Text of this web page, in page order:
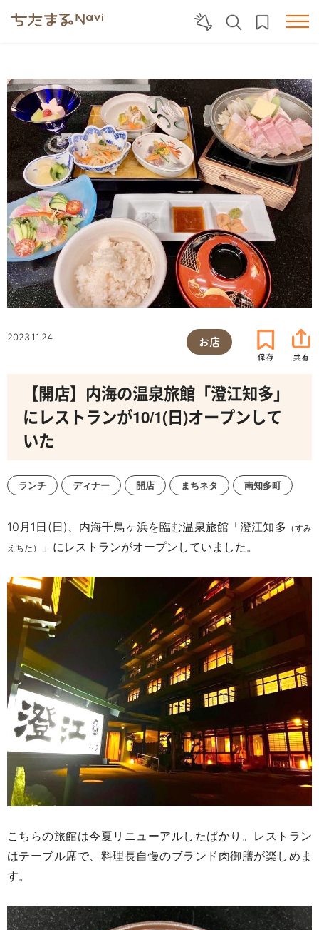
2023.11.24 お店
【開店】内海の温泉旅館「澄江知多」
にレストランが10/1(日)オープンして
いた
ランチ ディナー 開店 まちネタ 南知多町
10月 1 日(日)、内海千鳥ヶ浜を臨む温泉旅館「澄江知多 （すみ
えちた）
」にレストランがオープンしていました。
こちらの旅館は今夏リニューアルしたばかり。レストラン
はテーブル席で、料理長自慢のブランド肉御膳が楽しめま
す。